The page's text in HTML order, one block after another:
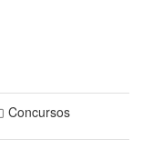
Concursos